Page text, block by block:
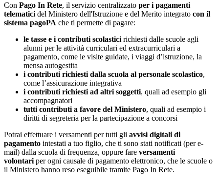
Con Pago In Rete, il servizio centralizzato per i pagamenti
telematici del Ministero dell'Istruzione e del Merito integrato con il
sistema pagoPA che ti permette di pagare:
le tasse e i contributi scolastici richiesti dalle scuole agli
alunni per le attività curriculari ed extracurriculari a
pagamento, come le visite guidate, i viaggi d’istruzione, la
mensa autogestita
i contributi richiesti dalla scuola al personale scolastico,
come l’assicurazione integrativa
i contributi richiesti ad altri soggetti, quali ad esempio gli
accompagnatori
tutti contributi a favore del Ministero, quali ad esempio i
diritti di segreteria per la partecipazione a concorsi
Potrai effettuare i versamenti per tutti gli avvisi digitali di
pagamento intestati a tuo figlio, che ti sono stati notificati (per e-
mail) dalla scuola di frequenza, oppure fare versamenti
volontari per ogni causale di pagamento elettronico, che le scuole o
il Ministero hanno reso eseguibile tramite Pago In Rete.